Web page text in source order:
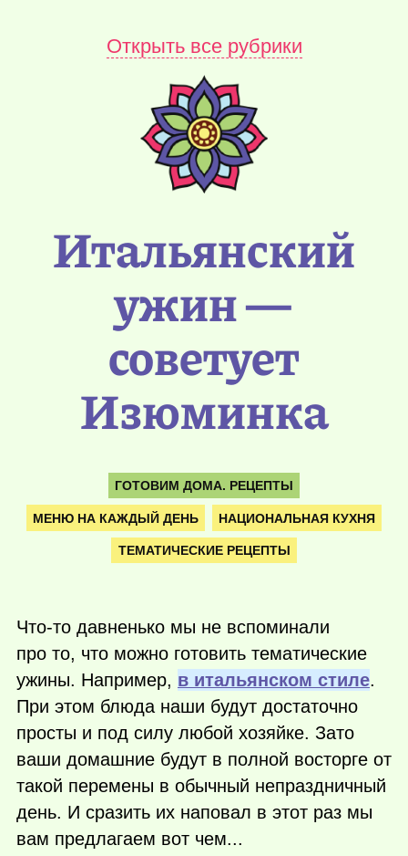
Открыть все рубрики
Итальянский
ужин —
советует
Изюминка
ГОТОВИМ ДОМА. РЕЦЕПТЫ
МЕНЮ НА КАЖДЫЙ ДЕНЬ НАЦИОНАЛЬНАЯ КУХНЯ
ТЕМАТИЧЕСКИЕ РЕЦЕПТЫ
Что-то давненько мы не вспоминали
про то, что можно готовить тематические
ужины. Например, в итальянском стиле.
При этом блюда наши будут достаточно
просты и под силу любой хозяйке. Зато
ваши домашние будут в полной восторге от
такой перемены в обычный непраздничный
день. И сразить их наповал в этот раз мы
вам предлагаем вот чем...